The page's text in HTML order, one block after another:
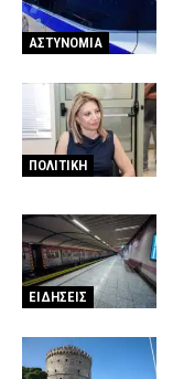
ΑΣΤΥΝΟΜΙΑ
ΠΟΛΙΤΙΚΗ
ΕΙΔΗΣΕΙΣ